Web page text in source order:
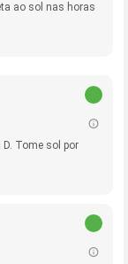
ao sol nas horas
Tome sol por